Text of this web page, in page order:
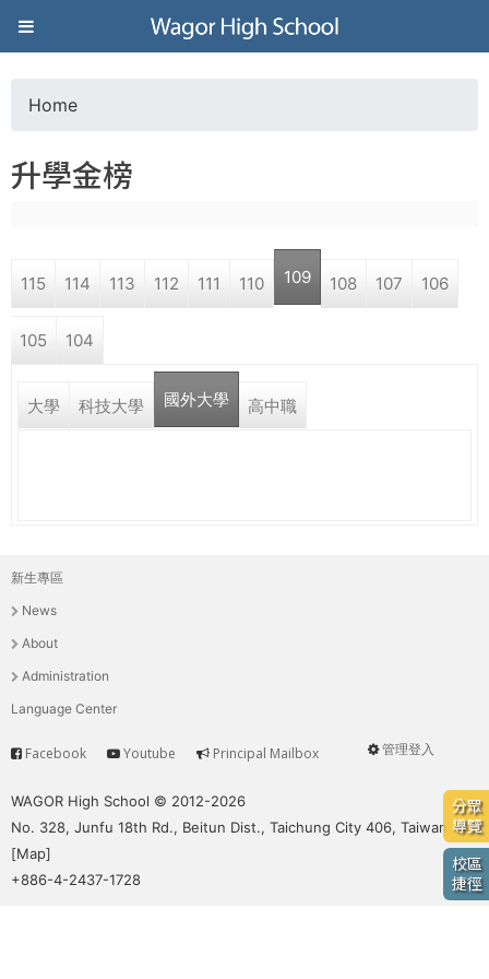
Jump to navigation
葳
格
高
學
培
養
具
國
移
動
的
世
界
公
o
a
r
e
r
e
Home
升學金榜
115 114 113 112 111 110 109 108 107 106
105 104
大學 科技大學 國外大學 高中職
分眾
導覽
校區
捷徑
主
選
單
新生專區
News
About
Administration
Language Center
User
管理登入
Service
Facebook Youtube Principal Mailbox
WAGOR High School © 2012-2026
No. 328, Junfu 18th Rd., Beitun Dist., Taichung City 406, Taiwan
[Map]
+886-4-2437-1728